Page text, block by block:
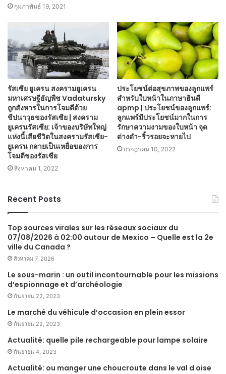
กุมภาพันธ์ 19, 2021
รัสเซีย ยูเครน สงครามยูเครน
มหาเศรษฐีธัญพืช Vadatursky
ถูกสังหารในการโจมตีด้วย
ขีปนาวุธของรัสเซีย | สงคราม
ยูเครนรัสเซีย: เจ้าของบริษัทใหญ่
แห่งนี้เสียชีวิตในสงครามรัสเซีย-
ยูเครน กลายเป็นเหยื่อของการ
โจมตีของรัสเซีย
สิงหาคม 1, 2022
ประโยชน์ต่อสุขภาพของลูกแพร์
สำหรับใบหน้าในภาษาฮินดี
apmp | ประโยชน์ของลูกแพร์:
ลูกแพร์มีประโยชน์มากในการ
รักษาความงามของใบหน้า จุด
ด่างดำ-ริ้วรอยจะหายไป
กรกฎาคม 10, 2022
Recent Posts
Top sources virales sur les réseaux sociaux du
07/08/2026 à 02:00 autour de Mexico – Quelle est la 2e
ville du Canada ?
สิงหาคม 7, 2026
Le sous-marin : un outil incontournable pour les missions
d’espionnage et d’archéologie
กันยายน 22, 2023
Le marché du véhicule d’occasion en plein essor
กันยายน 22, 2023
Actualité: quelle pile rechargeable pour lampe solaire
กันยายน 4, 2023
Actualité: ou manger une choucroute dans le val d oise